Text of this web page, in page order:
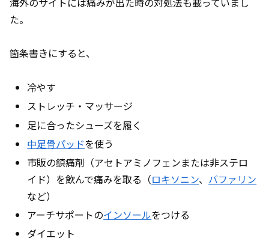
た。
箇条書きにすると、
冷やす
ストレッチ・マッサージ
足に合ったシューズを履く
中足骨パッドを使う
市販の鎮痛剤（アセトアミノフェンまたは非ステロ
イド）を飲んで痛みを取る（ロキソニン、 バファリン
など）
アーチサポートのインソールをつける
ダイエット